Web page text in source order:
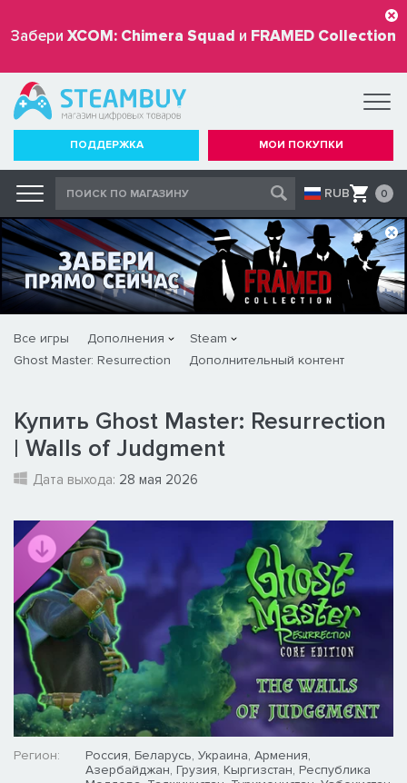
Забери XCOM: Chimera Squad и FRAMED Collection
бесплатно
ПОДДЕРЖКА МОИ ПОКУПКИ
RUB 0
Все игры Дополнения
Steam
Ghost Master: Resurrection
Дополнительный контент
Купить Ghost Master: Resurrection
| Walls of Judgment
Дата выхода: 28 мая 2026
Регион:
Россия, Беларусь, Украина, Армения,
Азербайджан, Грузия, Кыргизстан, Республика